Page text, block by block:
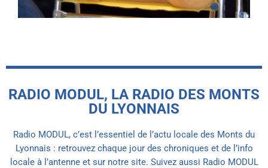
RADIO MODUL, LA RADIO DES MONTS
DU LYONNAIS
Radio MODUL, c’est l’essentiel de l’actu locale des Monts du
Lyonnais : retrouvez chaque jour des chroniques et de l’info
locale à l’antenne et sur notre site. Suivez aussi Radio MODUL